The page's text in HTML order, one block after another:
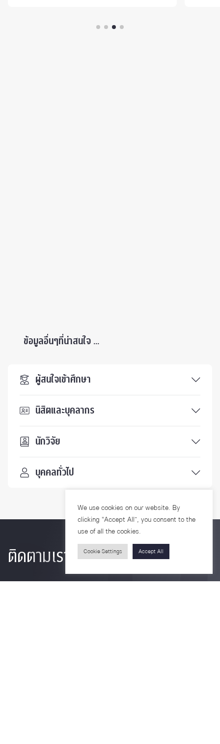
ข้อมูลอื่นๆที่น่าสนใจ ...
ผู้สนใจเข้าศึกษา
นิสิตและบุคลากร
นักวิจัย
บุคคลทั่วไป
ติดตามเรา
We use cookies on our website. By
clicking “Accept All”, you consent to the
use of all the cookies.
Cookie Settings Accept All